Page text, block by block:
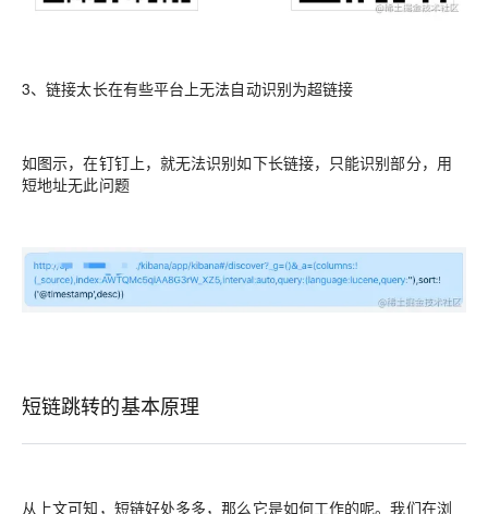
3、链接太长在有些平台上无法自动识别为超链接
如图示，在钉钉上，就无法识别如下长链接，只能识别部分，用
短地址无此问题
短链跳转的基本原理
从上文可知，短链好处多多，那么它是如何工作的呢。我们在浏